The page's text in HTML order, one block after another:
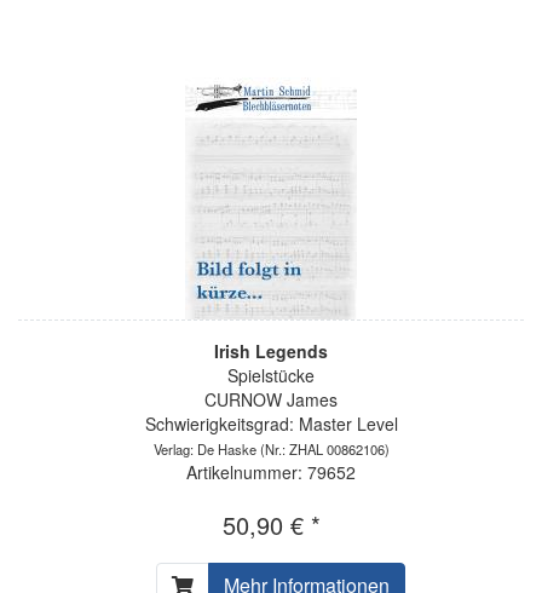
Irish Legends
Spielstücke
CURNOW James
Schwierigkeitsgrad: Master Level
Verlag: De Haske(Nr.: ZHAL 00862106)
Artikelnummer: 79652
50,90 € *
Mehr Informationen